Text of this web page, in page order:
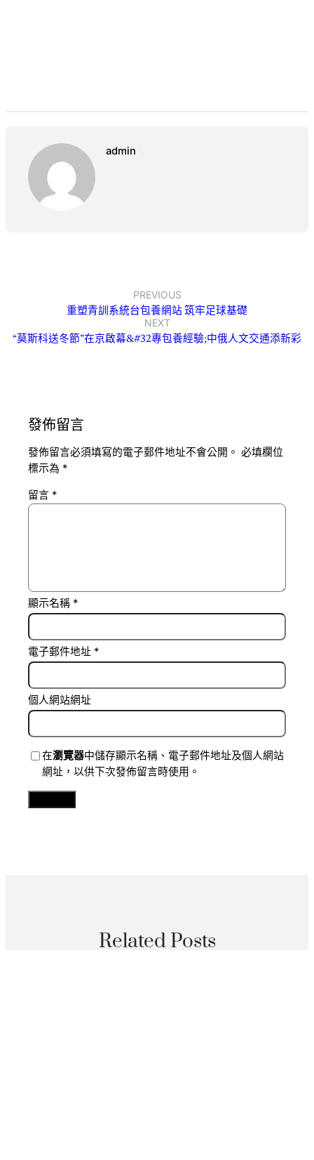
admin
PREVIOUS
重塑青訓系統台包養網站 筑牢足球基礎
NEXT
“莫斯科送冬節”在京啟幕&#32專包養經驗;中俄人文交通添新彩
發佈留言
發佈留言必須填寫的電子郵件地址不會公開。 必填欄位
標示為 *
留言 *
顯示名稱 *
電子郵件地址 *
個人網站網址
在瀏覽器中儲存顯示名稱、電子郵件地址及個人網站
網址，以供下次發佈留言時使用。
Related Posts